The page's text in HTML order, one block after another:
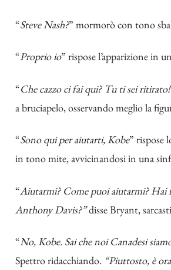
“Steve Nash?” mormorò con tono
“Proprio io” rispose l’apparizione in
“Che cazzo ci fai qui? Tu ti sei
a bruciapelo, osservando meglio la
“Sono qui per aiutarti, Kobe” rispose
in tono mite, avvicinandosi in una
“Aiutarmi? Come puoi aiutarmi? Hai
Anthony Davis?”disse Bryant,
“No, Kobe. Sai che noi Canadesi
Spettro ridacchiando. “Piuttosto, è